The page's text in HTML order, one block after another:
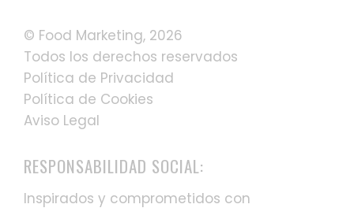
© Food Marketing, 2026
Todos los derechos reservados
Política de Privacidad
Política de Cookies
Aviso Legal
RESPONSABILIDAD SOCIAL:
Inspirados y comprometidos con